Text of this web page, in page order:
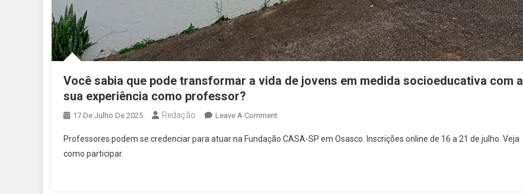
Você sabia que pode transformar a vida de jovens em medida socioeducativa com a
sua experiência como professor?
17 De Julho De 2025 Redação Leave A CommentOn
Sabia
Professores podem se credenciar para atuar na Fundação CASA-SP em Osasco. Inscrições online de 16 a 21 de julho. Veja
como participar.